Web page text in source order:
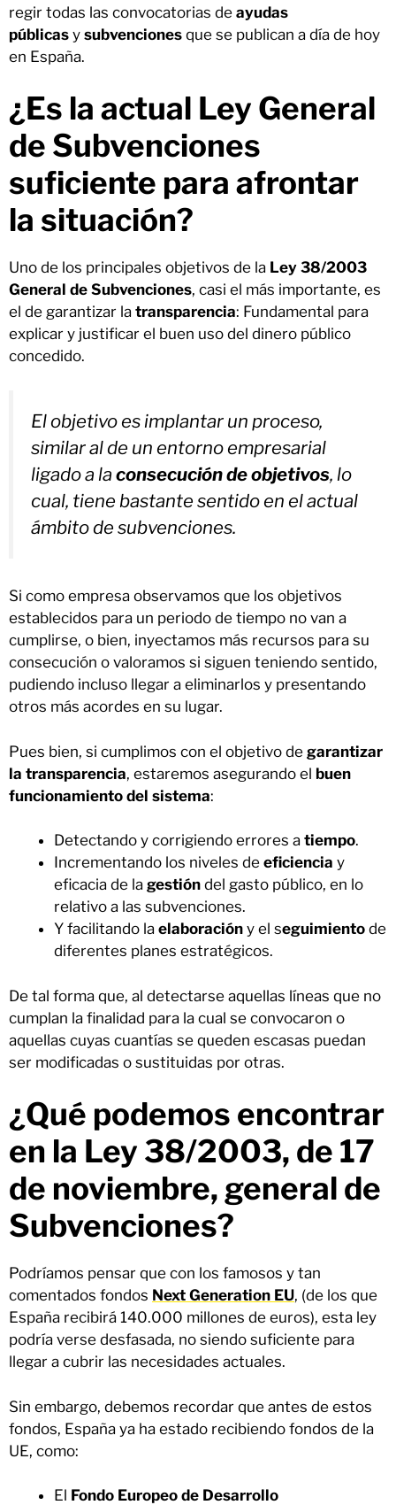
regir todas las convocatorias de ayudas
públicas y subvenciones que se publican a día de hoy
en España.
¿Es la actual Ley General
de Subvenciones
suficiente para afrontar
la situación?
Uno de los principales objetivos de la Ley 38/2003
General de Subvenciones, casi el más importante, es
el de garantizar la transparencia: Fundamental para
explicar y justificar el buen uso del dinero público
concedido.
El objetivo es implantar un proceso,
similar al de un entorno empresarial
ligado a la consecución de objetivos, lo
cual, tiene bastante sentido en el actual
ámbito de subvenciones.
Si como empresa observamos que los objetivos
establecidos para un periodo de tiempo no van a
cumplirse, o bien, inyectamos más recursos para su
consecución o valoramos si siguen teniendo sentido,
pudiendo incluso llegar a eliminarlos y presentando
otros más acordes en su lugar.
Pues bien, si cumplimos con el objetivo de garantizar
la transparencia, estaremos asegurando el buen
funcionamiento del sistema:
Detectando y corrigiendo errores a tiempo.
Incrementando los niveles de eficiencia y
eficacia de la gestión del gasto público, en lo
relativo a las subvenciones.
Y facilitando la elaboración y el seguimiento de
diferentes planes estratégicos.
De tal forma que, al detectarse aquellas líneas que no
cumplan la finalidad para la cual se convocaron o
aquellas cuyas cuantías se queden escasas puedan
ser modificadas o sustituidas por otras.
¿Qué podemos encontrar
en la Ley 38/2003, de 17
de noviembre, general de
Subvenciones?
Podríamos pensar que con los famosos y tan
comentados fondos Next Generation EU, (de los que
España recibirá 140.000 millones de euros), esta ley
podría verse desfasada, no siendo suficiente para
llegar a cubrir las necesidades actuales.
Sin embargo, debemos recordar que antes de estos
fondos, España ya ha estado recibiendo fondos de la
UE, como:
El Fondo Europeo de Desarrollo